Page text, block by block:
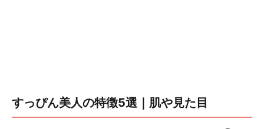
すっぴん美人の特徴5選｜肌や見た目